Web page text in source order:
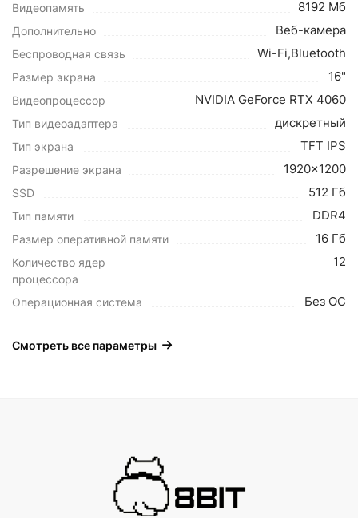
Видеопамять 8192 Мб
Дополнительно Веб-камера
Беспроводная связь Wi-Fi,Bluetooth
Размер экрана 16"
Видеопроцессор NVIDIA GeForce RTX 4060
Тип видеоадаптера дискретный
Тип экрана TFT IPS
Разрешение экрана 1920x1200
SSD 512 Гб
Тип памяти DDR4
Размер оперативной памяти 16 Гб
Количество ядер
процессора
12
Операционная система Без ОС
Смотреть все параметры